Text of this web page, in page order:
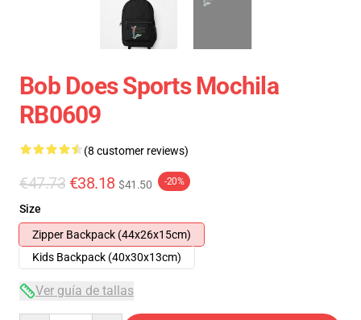
Bob Does Sports Mochila
RB0609
(8 customer reviews)
€47.73 €38.18 $41.50 -20%
Size
Zipper Backpack (44x26x15cm)
Kids Backpack (40x30x13cm)
Ver guía de tallas